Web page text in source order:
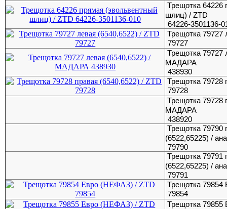
Трещотка 64226
шлиц) / ZTD
64226-3501136-
Трещотка 79727
79727
Трещотка 79727
МАДАРА
438930
Трещотка 79728
79728
Трещотка 79728
МАДАРА
438920
Трещотка 79790
(6522,65225) /
79790
Трещотка 79791
(6522,65225) /
79791
Трещотка
79854
Трещотка